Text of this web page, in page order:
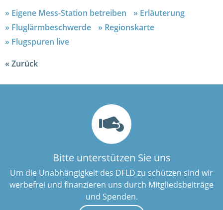
Eigene Mess-Station betreiben
Erläuterung
Fluglärmbeschwerde
Regionskarte
Flugspuren live
Zurück
Bitte unterstützen Sie uns
Um die Unabhängigkeit des DFLD zu schützen sind wir
werbefrei und finanzieren uns durch Mitgliedsbeiträge
und Spenden.